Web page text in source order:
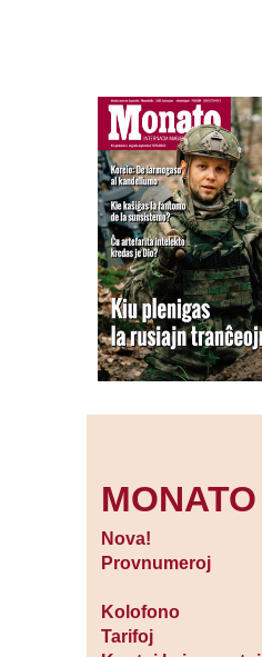
MONATO
Nova!
Provnumeroj
Kolofono
Tarifoj